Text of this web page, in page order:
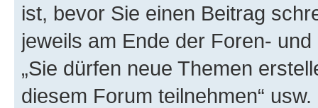
ist, bevor Sie einen Beitrag
jeweils am Ende der Foren-
„Sie dürfen neue Themen
diesem Forum teilnehmen“ usw.